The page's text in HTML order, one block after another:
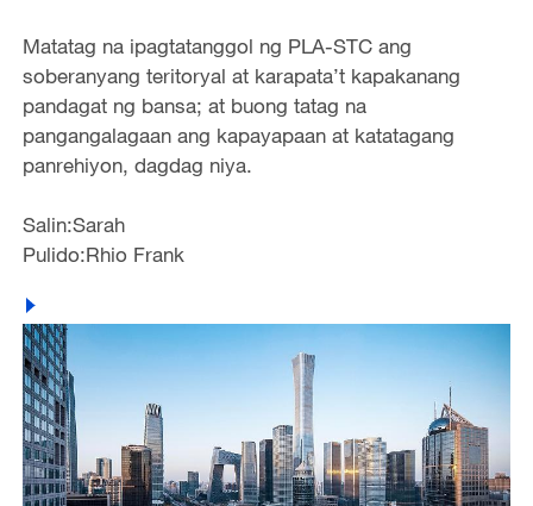
Matatag na ipagtatanggol ng PLA-STC ang
soberanyang teritoryal at karapata’t kapakanang
pandagat ng bansa; at buong tatag na
pangangalagaan ang kapayapaan at katatagang
panrehiyon, dagdag niya.
Salin:Sarah
Pulido:Rhio Frank